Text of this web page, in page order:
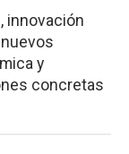
innovación
y
concretas